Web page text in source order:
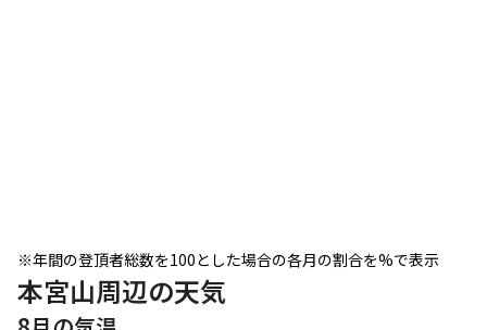
※年間の登頂者総数を100とした場合の各月の割合を%で表示
本宮山周辺の天気